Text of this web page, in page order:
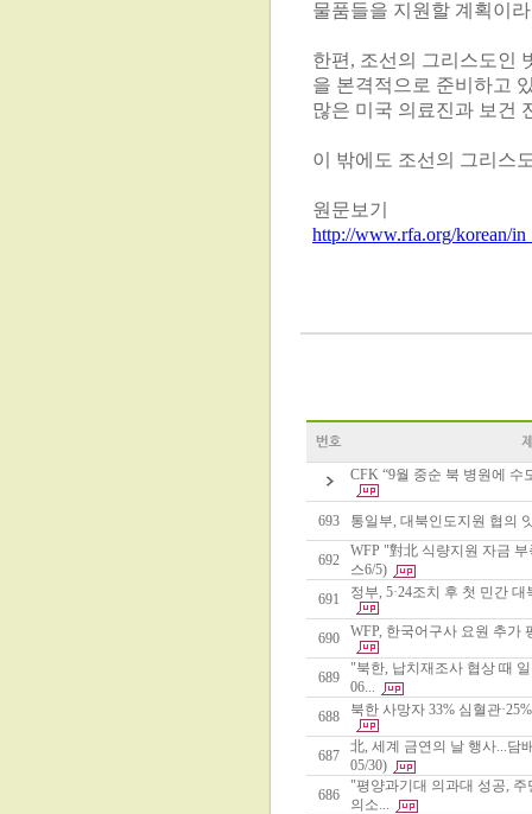
물품들을 지원할 계획이
한편, 조선의 그리스도인
을 본격적으로 준비하고
많은 미국 의료진과 보건
이 밖에도 조선의 그리스
원문보기
http://www.rfa.org/korean/
CFK “9월 중순 북 병원에 수
693 통일부, 대북인도지원 협의
692
WFP "對北 식량지원 자금
스6/5)
691
정부, 5·24조치 후 첫 민간
690 WFP, 한국어구사 요원 추가
689
"북한, 납치재조사 협상 때
06...
688
북한 사망자 33% 심혈관
687
北, 세계 금연의 날 행사...담
05/30)
686
"평양과기대 의과대 성공,
의소...